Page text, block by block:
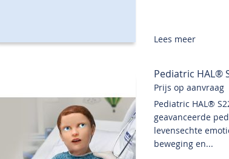
Lees meer
Pediatric HAL®
Prijs op aanvraag
Pediatric HAL®
geavanceerde
levensechte
beweging en...